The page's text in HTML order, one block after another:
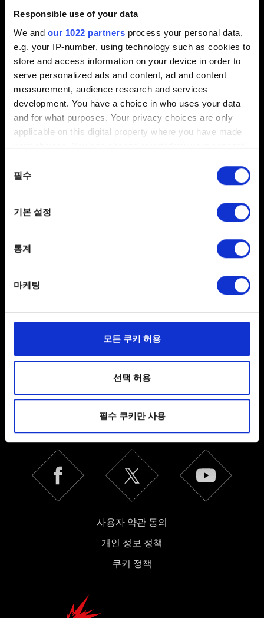
Responsible use of your data
We and our 1022 partners process your personal data,
e.g. your IP-number, using technology such as cookies to
store and access information on your device in order to
serve personalized ads and content, ad and content
measurement, audience research and services
development. You have a choice in who uses your data
and for what purposes. Your privacy choices are only
applicable on this digital property where you have made
your choices. You can change or withdraw your consent
the Privacy trigger icon.
Collect information about your geographical
Identify your device by actively scanning it for
Find out more about how your personal data is processed
일부 쿠키는 웹 사이트를 정상적으로 이용하기 위해
관련 기술적 피드백을 제공하여 사용자의 웹사이트 이용
환경을 개선하기 위해 사용됩니다. 예를 들어, 소셜
파악하기 위해 쿠키의 일부를 저희 파트너와 공유할 수도
있습니다. 물론, 이처럼 선택적으로 쿠키를 사용할
경우에는 사용자의 동의를 구할 것입니다.
쿠키 사용에 관한 세부 사항이나 관련 설정은 아래의
"Settings" 메뉴에서 확인할 수 있습니다.
선택
필수
기본 설정
통계
마케팅
모든 쿠키 허용
선택 허용
필수 쿠키만 사용
게임 불러오기메뉴를 열고 왼쪽 하단 구석에 표시된
크로스 진행도 버튼/키를 누릅니다.
화면의 안내에 따라 게임을 CD PROJEKT RED 계정에
연결합니다.
연결되면 크로스 진행도가 기본으로 활성화됩니다.
설정→게임 플레이→크로스 플랫폼 저장 활성화에서
켜고 끌 수도 있습니다.
새 저장 파일을 작성하면 클라우드에 자동으로
업로드되고 저장 이름 옆에 클라우드 아이콘이
게임을 계속 플레이하고 싶은 플랫폼에서
사이버펑크
3단계의 지침에 따라 게임을 동일한 CD PROJEKT
업로드한 저장 파일은
메뉴에서 확인할
한국어
SNS 접속
사용자 약관 동의
개인 정보 정책
쿠키 정책